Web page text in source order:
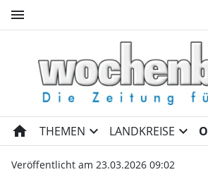
menu
„Airport Carbon
home THEMEN expand_more LANDKREISE expand_more
Veröffentlicht am 23.03.2026 09:02